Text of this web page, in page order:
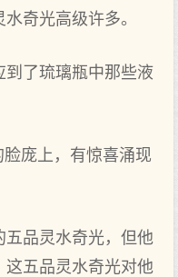
奇光高级许多。
到了琉璃瓶中那些液
庞上，有惊喜涌现
品灵水奇光，但他
五品灵水奇光对他